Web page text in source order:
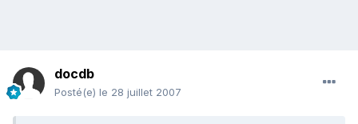
docdb
Posté(e) le 28 juillet 2007